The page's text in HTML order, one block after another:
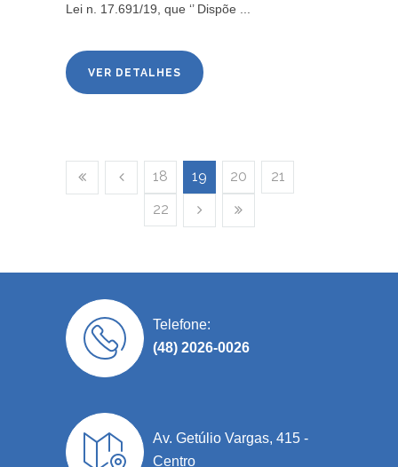
Lei n. 17.691/19, que ‘’ Dispõe ...
VER DETALHES
18 19 20
21
22
Telefone:
(48) 2026-0026
Av. Getúlio Vargas, 415 -
Centro